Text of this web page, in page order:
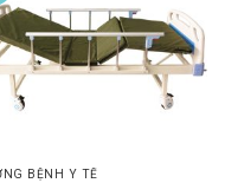
BỆNH Y TẾ